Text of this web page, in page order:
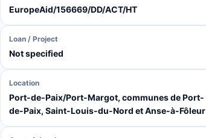
EuropeAid/156669/DD/ACT/HT
Loan / Project
Not specified
Location
Port-de-Paix/Port-Margot, communes de Port-
de-Paix, Saint-Louis-du-Nord et Anse-à-Fôleur